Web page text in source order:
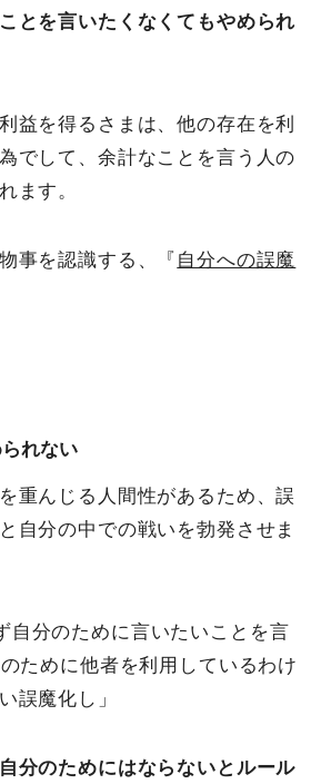
とを言いたくなくてもやめられ
益を得るさまは、他の存在を利
でして、余計なことを言う人の
ます。
事を認識する、『 自分への誤魔
れない
重んじる人間性があるため、誤
自分の中での戦いを勃発させま
自分のために言いたいことを言
ために他者を利用しているわけ
誤魔化し」
分のためにはならないとルール